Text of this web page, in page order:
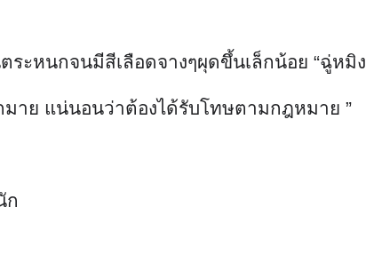
ะหนกจนมีสีเลือดจางๆผุดขึ้นเล็กน้อย “ฉู่หมิง
มาย แน่นอนว่าต้องได้รับโทษตามกฎหมาย ”
ก